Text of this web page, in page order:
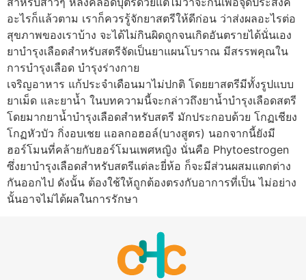
อะไรก็แล้วตาม เราก็ควรรู้จักยาสตรีให้ดีก่อน ว่าส่งผลอะไรต่อ
สุขภาพของเราบ้าง จะได้ไม่กินผิดถูกจนเกิดอันตรายได้นั่นเอง
ยาบำรุงเลือดสำหรับสตรีจัดเป็นยาแผนโบราณ มีสรรพคุณใน
การบำรุงเลือด บำรุงร่างกาย
เจริญอาหาร แก้ประจำเดือนมาไม่ปกติ โดยยาสตรีมีทั้งรูปแบบ
ยาเม็ด และยาน้ำ ในบทความนี้จะกล่าวถึงยาน้ำบำรุงเลือดสตรี
โดยมากยาน้ำบำรุงเลือดสำหรับสตรี มักประกอบด้วย โกฏเชียง
โกฏหัวบัว กิ่งอบเชย แอลกอฮอล์(บางสูตร) นอกจากนี้ยังมี
ฮอร์โมนที่คล้ายกับฮอร์โมนเพศหญิง นั่นคือ Phytoestrogen
ซึ่งยาบำรุงเลือดสำหรับสตรีแต่ละยี่ห้อ ก็จะมีส่วนผสมแตกต่าง
กันออกไป ดังนั้น ต้องใช้ให้ถูกต้องตรงกับอาการที่เป็น ไม่อย่าง
นั้นอาจไม่ได้ผลในการรักษา